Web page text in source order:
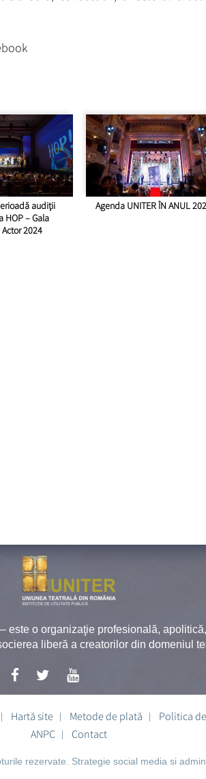
audiții
HOP – Gala
2024
Agenda UNITER ÎN ANUL
este o organizaţie profesională,
liberă a creatorilor din domeniul
Hartă site Metode de plată Politica
ANPC
Contact
rezervate. Strategie social media si